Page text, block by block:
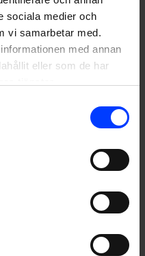
sociala medier och
vi samarbetar med.
med annan
eller som de har
inspirerande